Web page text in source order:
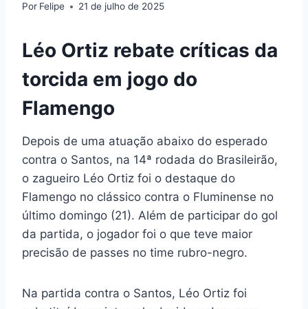
Por Felipe 21 de julho de 2025
Léo Ortiz rebate críticas da
torcida em jogo do
Flamengo
Depois de uma atuação abaixo do esperado
contra o Santos, na 14ª rodada do Brasileirão,
o zagueiro Léo Ortiz foi o destaque do
Flamengo no clássico contra o Fluminense no
último domingo (21). Além de participar do gol
da partida, o jogador foi o que teve maior
precisão de passes no time rubro-negro.
Na partida contra o Santos, Léo Ortiz foi